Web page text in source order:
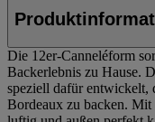
Die 12er-Canneléform
Backerlebnis zu Hause.
speziell dafür entwickelt,
Bordeaux zu backen.